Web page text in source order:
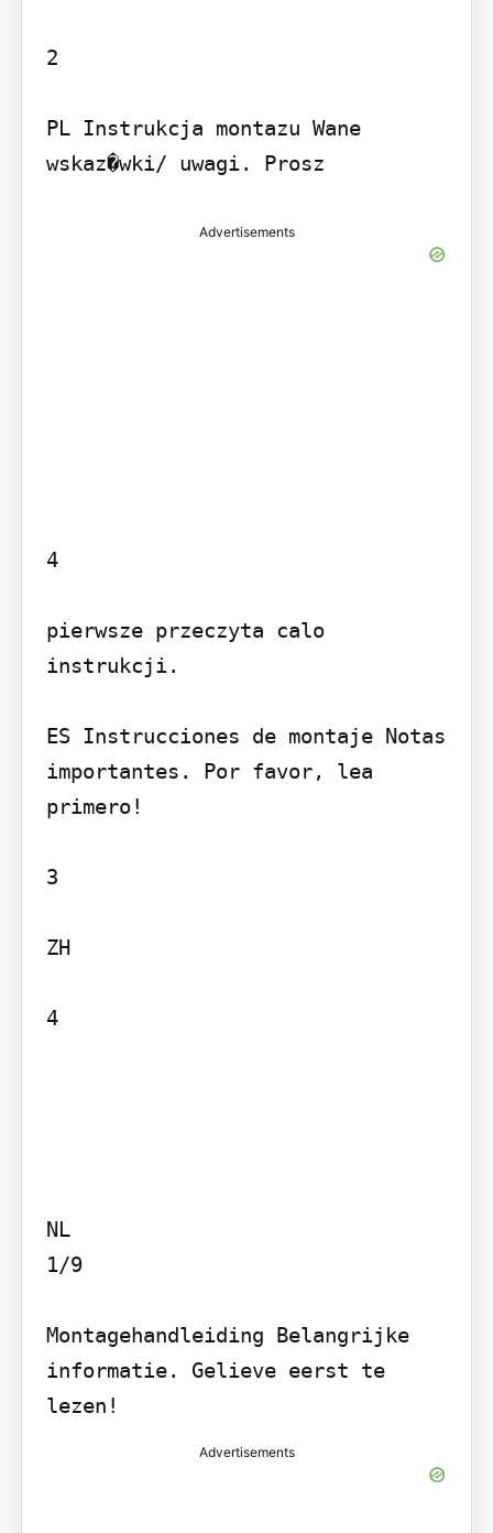
2
PL Instrukcja montazu Wane
Advertisements
4
pierwsze przeczyta calo
instrukcji.
ES Instrucciones de montaje Notas
importantes. Por favor, lea
primero!
3
ZH
4
NL
1/9
Montagehandleiding Belangrijke
informatie. Gelieve eerst te
Advertisements